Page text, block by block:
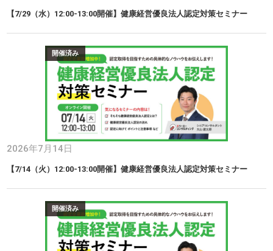
【7/29（水）12:00-13:00開催】健康経営優良法人認定対策セミナー
開催済み
2026年7月14日
【7/14（火）12:00-13:00開催】健康経営優良法人認定対策セミナー
開催済み